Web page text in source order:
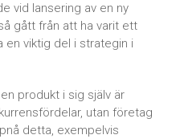
vid lansering av en ny
gått från att ha varit ett
en viktig del i strategin i
produkt i sig själv är
utan företag
detta, exempelvis